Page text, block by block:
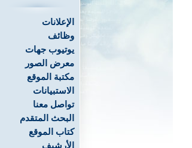
الإعلانات
وظائف
يوتيوب جهات
معرض الصور
مكتبة الموقع
الاستبيانات
تواصل معنا
البحث المتقدم
كتاب الموقع
الأرشيف